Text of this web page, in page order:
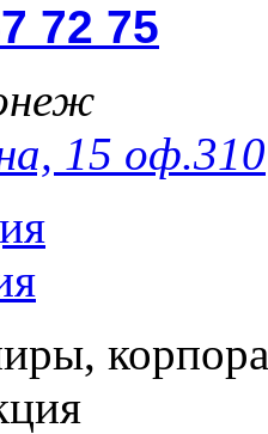
72 75
15 оф.310